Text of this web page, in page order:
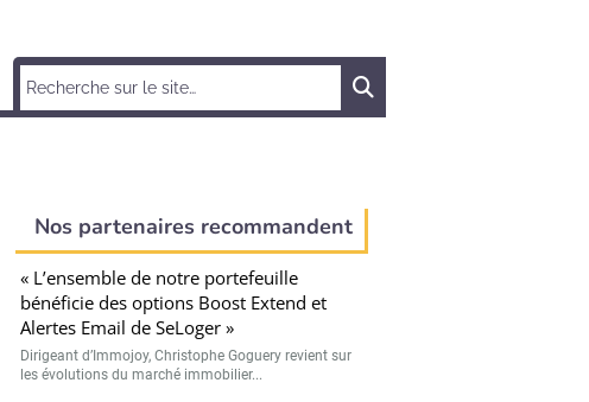
Nos partenaires recommandent
« L’ensemble de notre portefeuille
bénéficie des options Boost Extend et
Alertes Email de SeLoger »
Dirigeant d’Immojoy, Christophe Goguery revient sur
les évolutions du marché immobilier...